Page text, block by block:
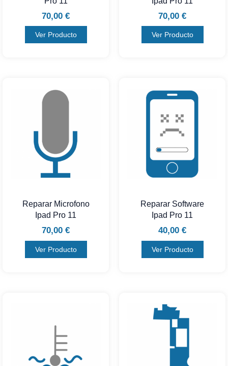
70,00 €
Ver Producto
70,00 €
Ver Producto
Reparar Microfono
Ipad Pro 11
70,00 €
Ver Producto
Reparar Software
Ipad Pro 11
40,00 €
Ver Producto